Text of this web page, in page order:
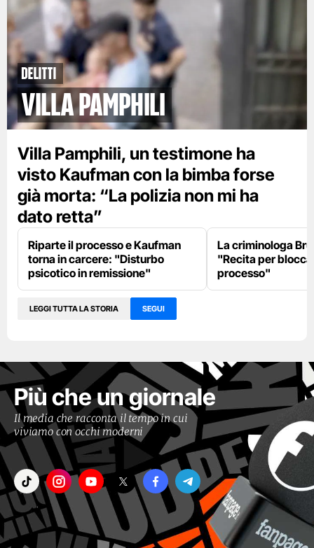
Delitti
Villa Pamphili
Villa Pamphili, un testimone ha
visto Kaufman con la bimba forse
già morta: “La polizia non mi ha
dato retta”
Riparte il processo e Kaufman
torna in carcere: "Disturbo
psicotico in remissione"
La criminologa
"Recita per
processo"
LEGGI TUTTA LA STORIA SEGUI
Più che un giornale
Il media che racconta il tempo in cui
viviamo con occhi moderni